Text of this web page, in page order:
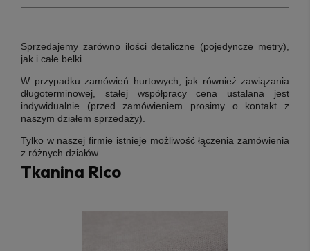
Sprzedajemy zarówno ilości detaliczne (pojedyncze metry),
jak i całe belki.
W przypadku zamówień hurtowych, jak również zawiązania
długoterminowej, stałej współpracy cena ustalana jest
indywidualnie (przed zamówieniem prosimy o kontakt z
naszym działem sprzedaży).
Tylko w naszej firmie istnieje możliwość łączenia zamówienia
z różnych działów.
Tkanina Rico